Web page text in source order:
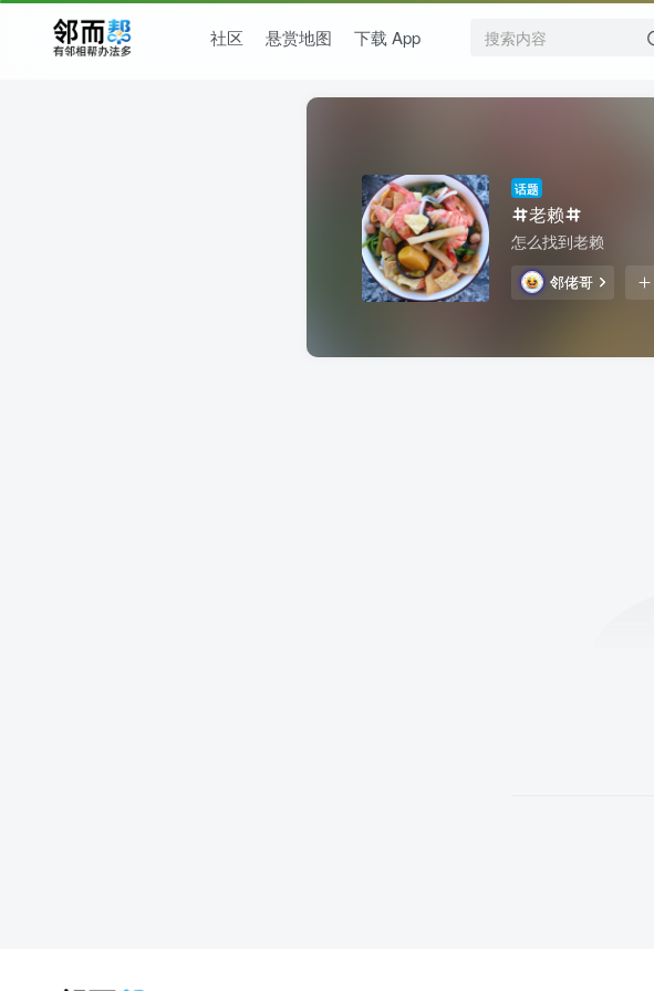
社区 悬赏地图 下载 App
话题
老赖
怎么找到老赖
邻佬哥